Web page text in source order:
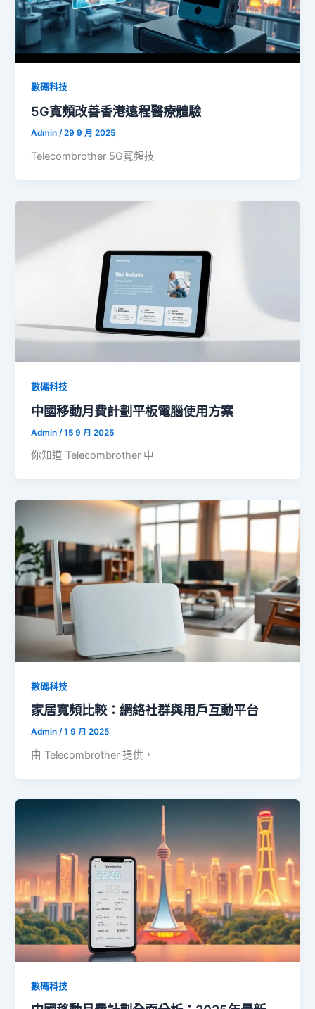
數碼科技
5G寬頻改善香港遠程醫療體驗
Admin /29 9 月 2025
Telecombrother 5G寬頻技
數碼科技
中國移動月費計劃平板電腦使用方案
Admin /15 9 月 2025
你知道 Telecombrother 中
數碼科技
家居寬頻比較：網絡社群與用戶互動平台
Admin/1 9 月 2025
由 Telecombrother 提供，
數碼科技